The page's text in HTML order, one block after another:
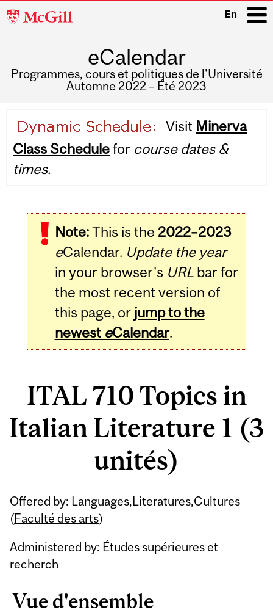
McGill
En
eCalendar
Programmes, cours et politiques de l'Université
Automne 2022 – Été 2023
navigation
Visit Minerva
Class Schedulefor course dates &
times.
Note:This is the 2022–2023
eCalendar. Update the year
in your browser's URLbar for
the most recent version of
this page, or jump to the
newest eCalendar.
ITAL 710 Topics in
Italian Literature 1 (3
unités)
Offered by: Languages,Literatures,Cultures
(Faculté des arts)
Administered by: Études supérieures et
recherch
Vue d'ensemble
Related
Content